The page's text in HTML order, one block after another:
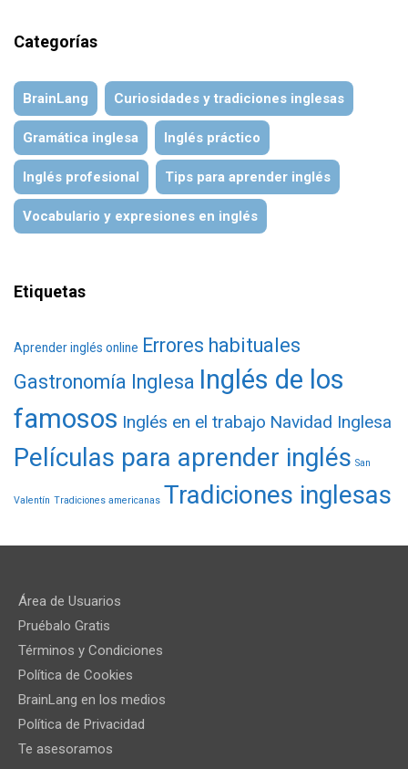
Categorías
BrainLang Curiosidades y tradiciones inglesas
Gramática inglesa Inglés práctico
Inglés profesional Tips para aprender inglés
Vocabulario y expresiones en inglés
Etiquetas
Aprender inglés online Errores habituales
Gastronomía Inglesa Inglés de los
famosos Inglés en el trabajo Navidad Inglesa
Películas para aprender inglés San
Valentín Tradiciones americanas Tradiciones inglesas
Área de Usuarios
Pruébalo Gratis
Términos y Condiciones
Política de Cookies
BrainLang en los medios
Política de Privacidad
Te asesoramos